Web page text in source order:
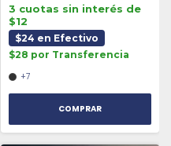
3 cuotas sin interés de
$12
$24 en Efectivo
$28 por Transferencia
+7
COMPRAR